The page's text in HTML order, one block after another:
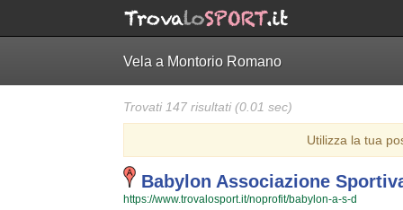
Vela a Montorio Romano
Trovati 147 risultati (0.01 sec)
Utilizza la tua
Babylon Associazione
https://www.trovalosport.it/noprofit/babylon-a-s-d